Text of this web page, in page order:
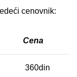
cenovnik:
Cena
360din